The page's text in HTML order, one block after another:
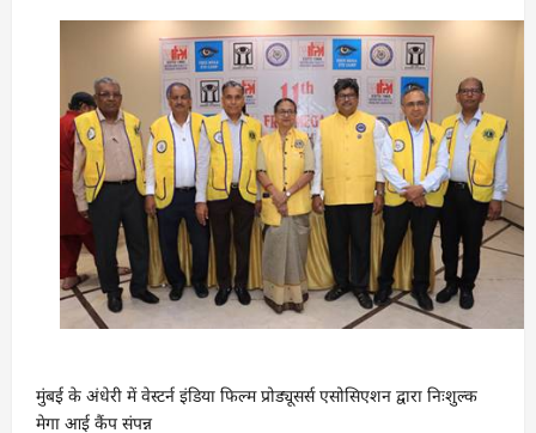
मुंबई के अंधेरी में वेस्टर्न इंडिया फिल्म प्रोड्यूसर्स एसोसिएशन द्वारा निःशुल्क
मेगा आई कैंप संपन्न